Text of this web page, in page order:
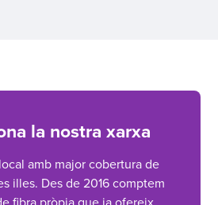
la nostra xarxa
amb major cobertura de
illes. Des de 2016 comptem